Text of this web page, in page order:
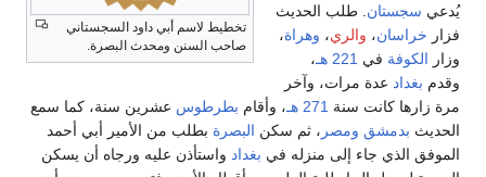
تخطيط لاسم أبي داود السجستاني
صاحب السنن ومحدث البصرة.
يُدعي سجستان . طلب الحديث
فزار خراسان، والري، وهراة،
وزار الكوفة في 221 هـ
،
وقدم بغداد عدة مرات، وآخر
مرة زارها كانت سنة 271 هـ ، وأقام بطرطوس عشرين سنة، كما سمع
الحديث بدمشق ومصر ، ثم سكن البصرة بطلب من الأمير أبي أحمد
الموفق الذي جاء إلى منزله في بغداد واستأذن عليه ورجاه أن يسكن